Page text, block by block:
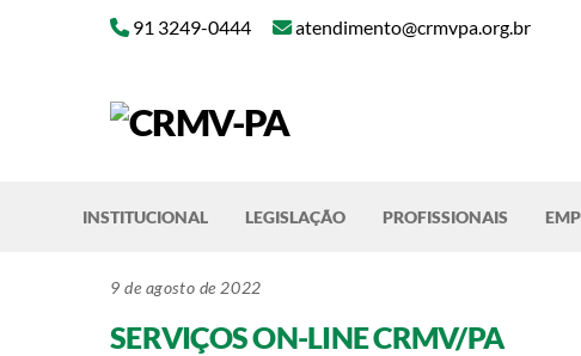
91 3249-0444 atendimento@crmvpa.org.br
INSTITUCIONAL LEGISLAÇÃO PROFISSIONAIS
9 de agosto de 2022
SERVIÇOS ON-LINE CRMV/PA